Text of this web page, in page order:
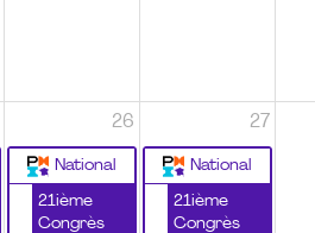
26
National
21ième
Congrès
27
National
21ième
Congrès